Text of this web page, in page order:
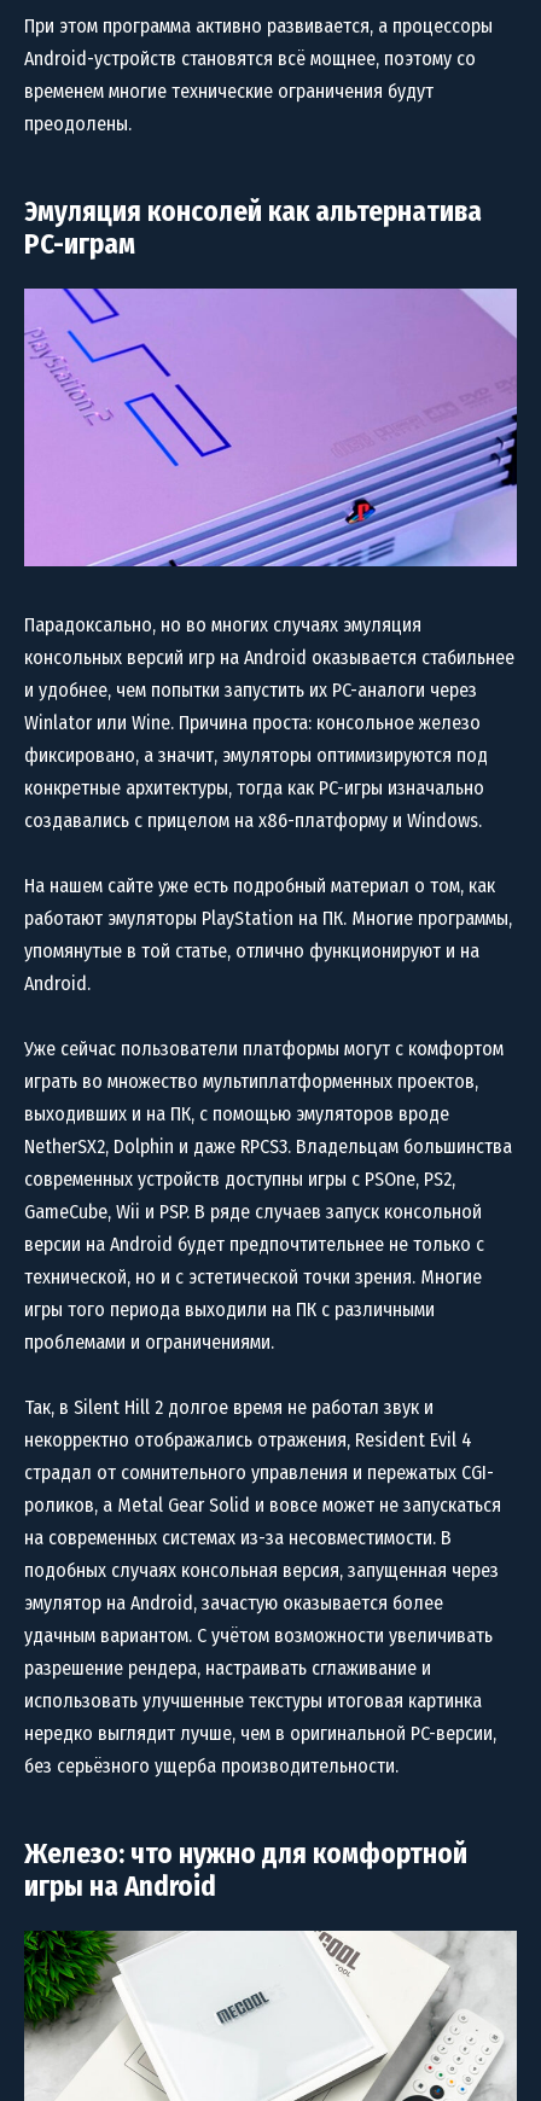
При этом программа активно развивается, а процессоры
Android-устройств становятся всё мощнее, поэтому со
временем многие технические ограничения будут
преодолены.
Эмуляция консолей как альтернатива
PC-играм
Парадоксально, но во многих случаях эмуляция
консольных версий игр на Android оказывается стабильнее
и удобнее, чем попытки запустить их PC-аналоги через
Winlator или Wine. Причина проста: консольное железо
фиксировано, а значит, эмуляторы оптимизируются под
конкретные архитектуры, тогда как PC-игры изначально
создавались с прицелом на x86-платформу и Windows.
На нашем сайте уже есть подробный материал о том, как
работают эмуляторы PlayStation на ПК. Многие программы,
упомянутые в той статье, отлично функционируют и на
Android.
Уже сейчас пользователи платформы могут с комфортом
играть во множество мультиплатформенных проектов,
выходивших и на ПК, с помощью эмуляторов вроде
NetherSX2, Dolphin и даже RPCS3. Владельцам большинства
современных устройств доступны игры с PSOne, PS2,
GameCube, Wii и PSP. В ряде случаев запуск консольной
версии на Android будет предпочтительнее не только с
технической, но и с эстетической точки зрения. Многие
игры того периода выходили на ПК с различными
проблемами и ограничениями.
Так, в Silent Hill 2 долгое время не работал звук и
некорректно отображались отражения, Resident Evil 4
страдал от сомнительного управления и пережатых CGI-
роликов, а Metal Gear Solid и вовсе может не запускаться
на современных системах из-за несовместимости. В
подобных случаях консольная версия, запущенная через
эмулятор на Android, зачастую оказывается более
удачным вариантом. С учётом возможности увеличивать
разрешение рендера, настраивать сглаживание и
использовать улучшенные текстуры итоговая картинка
нередко выглядит лучше, чем в оригинальной PC-версии,
без серьёзного ущерба производительности.
Железо: что нужно для комфортной
игры на Android